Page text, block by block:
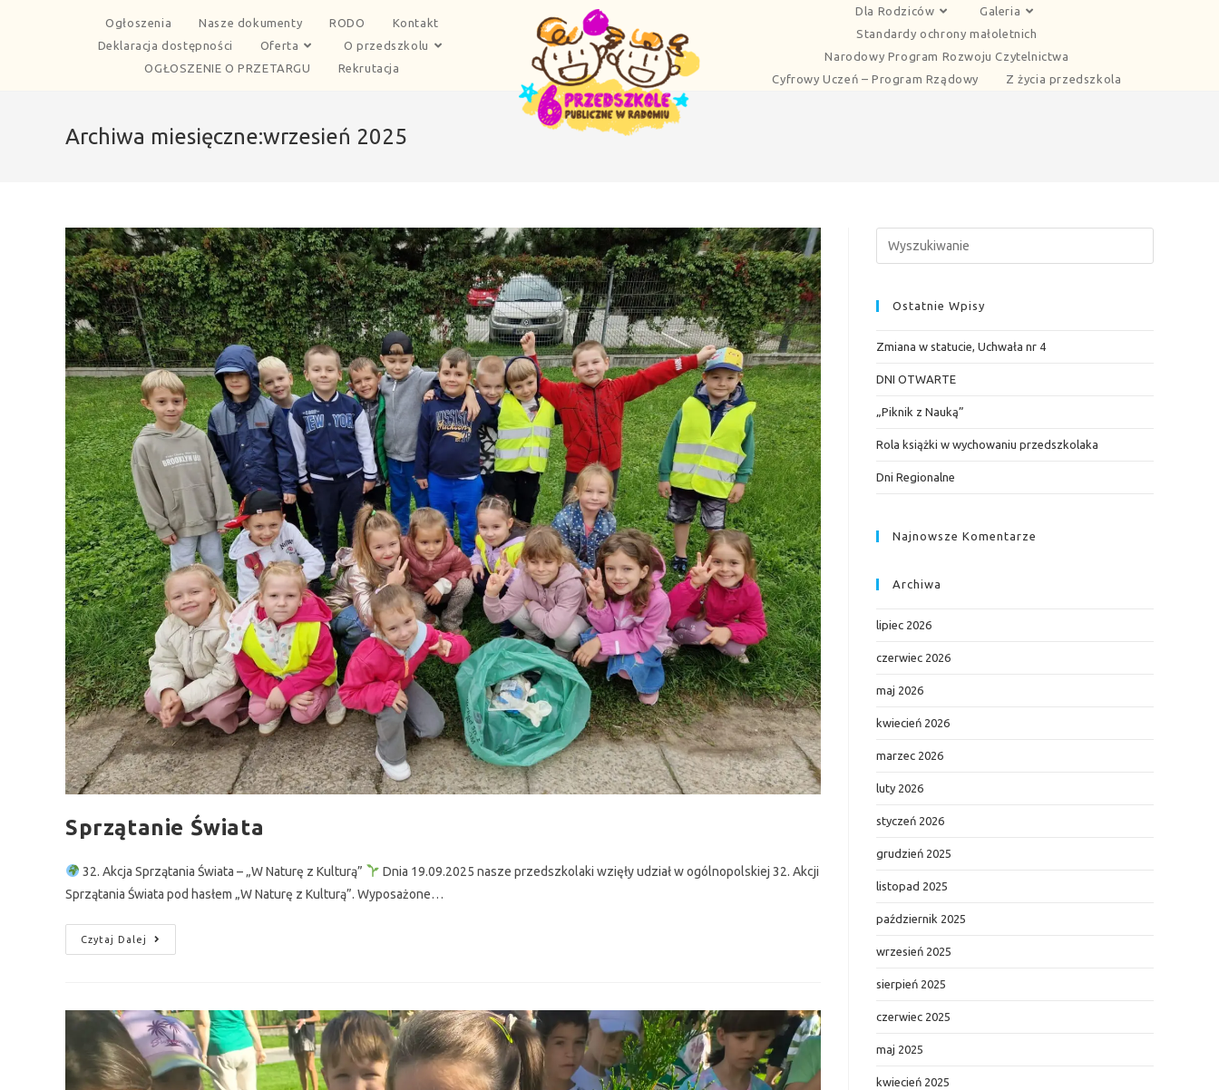
Ogłoszenia Nasze dokumenty RODO
Kontakt
Deklaracja dostępności
Oferta
O przedszkolu
OGŁOSZENIE O PRZETARGU
Rekrutacja
Dla Rodziców
Galeria
Standardy ochrony małoletnich
Narodowy Program Rozwoju Czytelnictwa
Cyfrowy Uczeń – Program Rządowy
Z życia przedszkola
Archiwa miesięczne:wrzesień 2025
Sprzątanie Świata
32. Akcja Sprzątania Świata – „W Naturę z Kulturą”
Dnia 19.09.2025 nasze przedszkolaki wzięły udział w ogólnopolskiej 32. Akcji
Sprzątania Świata pod hasłem „W Naturę z Kulturą”. Wyposażone…
Czytaj Dalej
Ostatnie Wpisy
Zmiana w statucie, Uchwała nr 4
DNI OTWARTE
„Piknik z Nauką”
Rola książki w wychowaniu przedszkolaka
Dni Regionalne
Najnowsze Komentarze
Archiwa
lipiec 2026
czerwiec 2026
maj 2026
kwiecień 2026
marzec 2026
luty 2026
styczeń 2026
grudzień 2025
listopad 2025
październik 2025
wrzesień 2025
sierpień 2025
czerwiec 2025
maj 2025
kwiecień 2025